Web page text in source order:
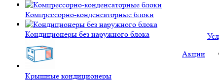
Компрессорно-конденсаторные блоки
Кондиционеры без наружного блока
Крышные кондиционеры
Акции